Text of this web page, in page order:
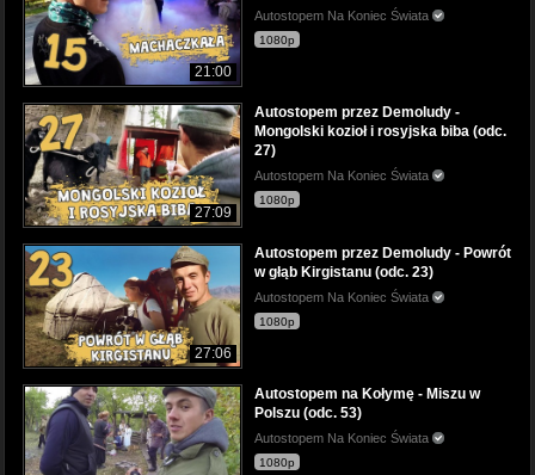
21:00
Autostopem Na Koniec Świata
1080p
27:09
Autostopem przez Demoludy -
Mongolski kozioł i rosyjska biba (odc.
27)
Autostopem Na Koniec Świata
1080p
27:06
Autostopem przez Demoludy - Powrót
w głąb Kirgistanu (odc. 23)
Autostopem Na Koniec Świata
1080p
Autostopem na Kołymę - Miszu w
Polszu (odc. 53)
Autostopem Na Koniec Świata
1080p